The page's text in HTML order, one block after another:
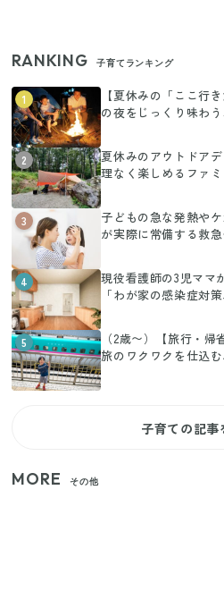
RANKING 子育てランキング
1
【夏休みの「ここ行
の夜をじっくり味わ
2
夏休みのアウトドア
理なく楽しめるファ
3
子どもの急な発熱や
が実際に常備する救
4
現役看護師の3児ママ
「わが家の感染症対
5
（2歳〜）【旅行・
旅のワクワクを仕込
子育ての記事
MORE その他